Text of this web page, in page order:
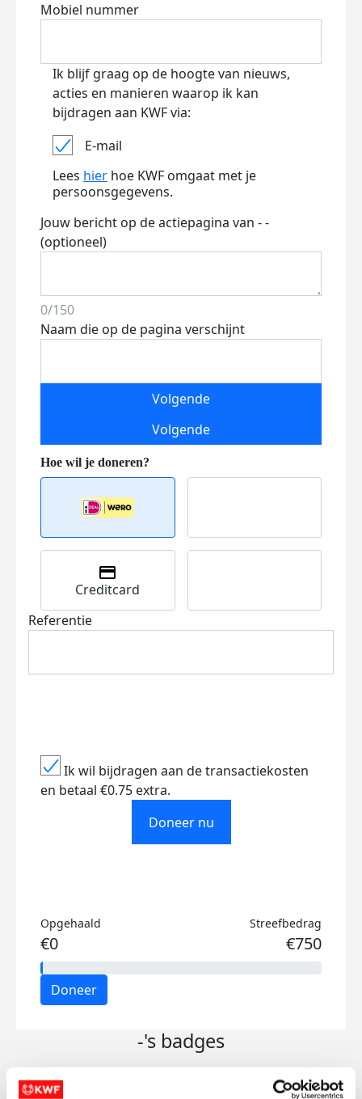
Mobiel nummer
Ik blijf graag op de hoogte van nieuws,
acties en manieren waarop ik kan
bijdragen aan KWF via:
E-mail
Lees hier hoe KWF omgaat met je
persoonsgegevens.
Jouw bericht op de actiepagina van - -
(optioneel)
0/150
Naam die op de pagina verschijnt
Volgende
Volgende
Creditcard
Referentie
Ik wil bijdragen aan de transactiekosten
en betaal €0.75 extra.
Doneer nu
Opgehaald
€0
Streefbedrag
€750
Doneer
-'s badges